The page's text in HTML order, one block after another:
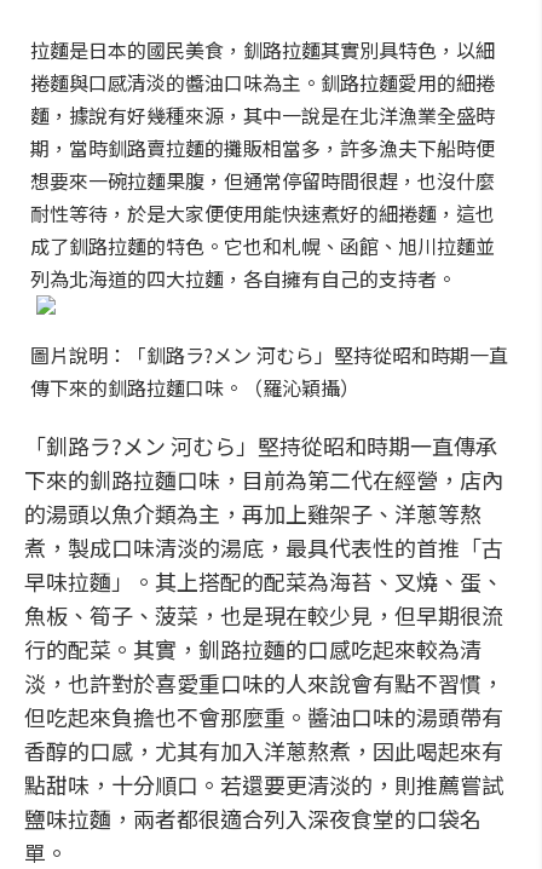
拉麵是日本的國民美食，釧路拉麵其實別具特色，以細
捲麵與口感清淡的醬油口味為主。釧路拉麵愛用的細捲
麵，據說有好幾種來源，其中一說是在北洋漁業全盛時
期，當時釧路賣拉麵的攤販相當多，許多漁夫下船時便
想要來一碗拉麵果腹，但通常停留時間很趕，也沒什麼
耐性等待，於是大家便使用能快速煮好的細捲麵，這也
成了釧路拉麵的特色。它也和札幌、函館、旭川拉麵並
列為北海道的四大拉麵，各自擁有自己的支持者。
圖片說明：「釧路ラ?メン 河むら」堅持從昭和時期一直
傳下來的釧路拉麵口味。（羅沁穎攝）
「釧路ラ?メン 河むら」堅持從昭和時期一直傳承
下來的釧路拉麵口味，目前為第二代在經營，店內
的湯頭以魚介類為主，再加上雞架子、洋蔥等熬
煮，製成口味清淡的湯底，最具代表性的首推「古
早味拉麵」。其上搭配的配菜為海苔、叉燒、蛋、
魚板、筍子、菠菜，也是現在較少見，但早期很流
行的配菜。其實，釧路拉麵的口感吃起來較為清
淡，也許對於喜愛重口味的人來說會有點不習慣，
但吃起來負擔也不會那麼重。醬油口味的湯頭帶有
香醇的口感，尤其有加入洋蔥熬煮，因此喝起來有
點甜味，十分順口。若還要更清淡的，則推薦嘗試
鹽味拉麵，兩者都很適合列入深夜食堂的口袋名
單。